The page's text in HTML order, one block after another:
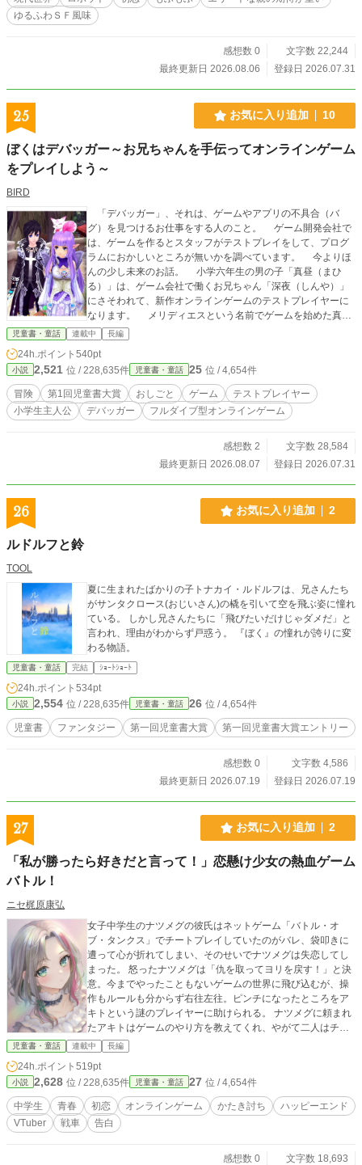
D via Unsplash https://unsplash.com/photos/Jo3epxywq8Q
重ね素材：Photo by Fons Heijnsbroek via Unsplash https://u
し、考えたプロットをもとに執筆しています。 ＡＩは、設定
の壁打ち、構造相談、数学等の描写の考証、校正、および一
部表現の見直しにおいて、第三者の視点を得るために補助利
用しています。 現実を忠実に再現した作品ではなく、ほぼす
べてを作者のアイデアを元にゆるく作り替えています。 ニャ
ッピーのモデルは、私が日常的に対話を重ねてきた生成ＡＩ
学生もねに経験させた」ファンタジーかもしれません。
ゆるふわＳＦ風味
感想数 0
文字数 22,244
最終更新日 2026.08.06
登録日 2026.07.31
25 お気に入り追加 10
ぼくはデバッガー～お兄ちゃんを手伝ってオンラインゲーム
をプレイしよう～
BIRD
「デバッガー」、それは、ゲームやアプリの不具合（バ
グ）を見つけるお仕事をする人のこと。 ゲーム開発会社で
は、ゲームを作るとスタッフがテストプレイをして、プログ
ラムにおかしいところが無いかを調べています。 今よりほ
んの少し未来のお話。 小学六年生の男の子「真昼（まひ
る）」は、ゲーム会社で働くお兄ちゃん「深夜（しんや）」
にさそわれて、新作オンラインゲームのテストプレイヤーに
なります。 メリディエスという名前でゲームを始めた真昼
の役目は、シナリオやシステムに変だと感じるものはない
か、小学生にどこまで分かるかを調べるというものでした。
キャラクターメイキング、クエストやダンジョン、色んな
ことを経験しながら、真昼はテストプレイヤーとして楽しく
ゲームをするのでした。 2026年8月、第1回児童書大賞に
参加。 「お気に入り登録」「いいね」「投票」を、どうぞ
よろしくお願いします。
児童書・童話 連載中 長編
24h.ポイント 540pt
小説 2,521 位 / 228,635件 児童書・童話 25 位 / 4,654件
冒険 第1回児童書大賞 おしごと ゲーム
テストプレイヤー
小学生主人公
デバッガー フルダイブ型オンラインゲーム
感想数 2
文字数 28,584
最終更新日 2026.08.07
登録日 2026.07.31
26 お気に入り追加 2
ルドルフと鈴
TOOL
夏に生まれたばかりの子トナカイ・ルドルフは、兄さんたち
がサンタクロース(おじいさん)の橇を引いて空を飛ぶ姿に憧れ
ている。 しかし兄さんたちに「飛びたいだけじゃダメだ」と
言われ、理由がわからず戸惑う。 『ぼく』の憧れが誇りに変
わる物語。
児童書・童話 完結 ｼｮｰﾄｼｮｰﾄ
24h.ポイント 534pt
小説 2,554 位 / 228,635件 児童書・童話 26 位 / 4,654件
児童書 ファンタジー 第一回児童書大賞 第一回児童書大賞エントリー
感想数 0
文字数 4,586
最終更新日 2026.07.19
登録日 2026.07.19
27 お気に入り追加 2
「私が勝ったら好きだと言って！」恋懸け少女の熱血ゲーム
バトル！
ニセ梶原康弘
女子中学生のナツメグの彼氏はネットゲーム「バトル・オ
ブ・タンクス」でチートプレイしていたのがバレ、袋叩きに
遭って心が折れてしまい、そのせいでナツメグは失恋してし
まった。 怒ったナツメグは「仇を取ってヨリを戻す！」と決
意。今までやったこともないゲームの世界に飛び込むが、操
作もルールも分からず右往左往。ピンチになったところをア
キトという謎のプレイヤーに助けられる。 ナツメグに頼まれ
たアキトはゲームのやり方を教えてくれ、やがて二人はチー
ムを組んで戦うようになる。激しい憎しみと孤独な哀しみを
持ったアキトにゲームの中で少しづつ惹かれていくナツメ
グ。 しかしある日ナツメグは衝撃の事実を知ってしまう。仇
と思っていた相手ではなく、実はアキトこそがナツメグが仇
討ちしようとしていた相手だったのだ！ アキトは自分もナツ
メグに惹かれていたを告げ去っていった。 真実を知ったナツ
メグは…… ゲームの世界を舞台にした異色のガールミーツボ
児童書・童話 連載中 長編
24h.ポイント 519pt
小説 2,628 位 / 228,635件 児童書・童話 27 位 / 4,654件
中学生 青春 初恋 オンラインゲーム かたき討ち
ハッピーエンド
VTuber
戦車 告白
感想数 0
文字数 18,693